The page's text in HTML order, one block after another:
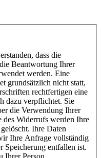
dass die
Beantwortung Ihrer
werden. Eine
grundsätzlich nicht statt,
rechtfertigen eine
dazu verpflichtet. Sie
die Verwendung Ihrer
Widerrufs werden Ihre
Ihre Daten
Ihre Anfrage vollständig
Speicherung entfallen ist.
Ihrer Person